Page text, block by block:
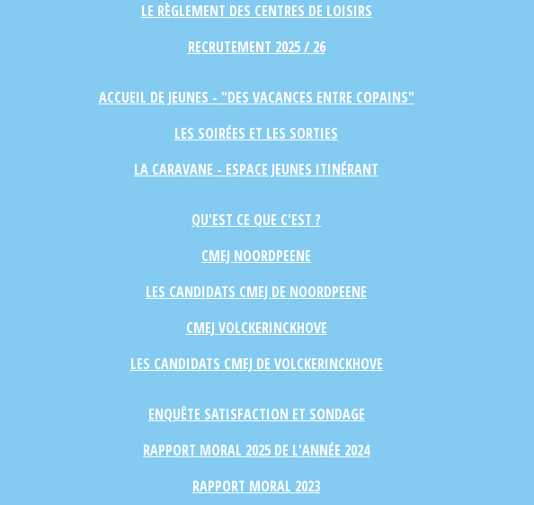
LE RÈGLEMENT DES CENTRES DE LOISIRS
RECRUTEMENT 2025 / 26
ACCUEIL DE JEUNES - "DES VACANCES ENTRE COPAINS"
LES SOIRÉES ET LES SORTIES
LA CARAVANE - ESPACE JEUNES ITINÉRANT
QU'EST CE QUE C'EST ?
CMEJ NOORDPEENE
LES CANDIDATS CMEJ DE NOORDPEENE
CMEJ VOLCKERINCKHOVE
LES CANDIDATS CMEJ DE VOLCKERINCKHOVE
ENQUÊTE SATISFACTION ET SONDAGE
RAPPORT MORAL 2025 DE L'ANNÉE 2024
RAPPORT MORAL 2023